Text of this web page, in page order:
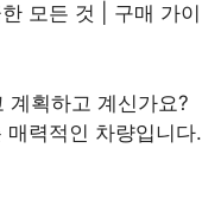
모든 것 | 구매 가이
획하고 계신가요?
력적인 차량입니다.